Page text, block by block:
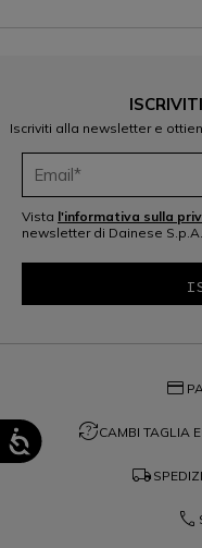
Iscriviti alla newsletter e
Vista l'informativa sulla
newsletter di Dainese S.p.A.
credit_card
question_exchangeCAMBI TAGLIA
local_shipping
phone